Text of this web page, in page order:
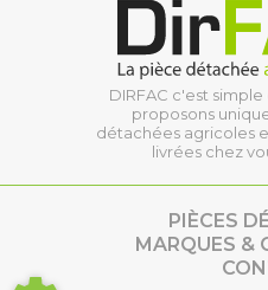
DIRFAC c'est
proposons
détachées agricoles
livrées chez
PIÈCES
MARQUES &